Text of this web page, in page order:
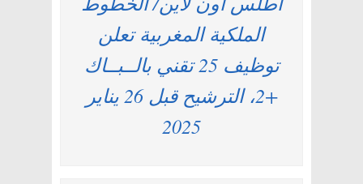
الملكية المغربية تعلن
توظيف 25 تقني بالــبــاك
+2، الترشيح قبل 26 يناير
2025